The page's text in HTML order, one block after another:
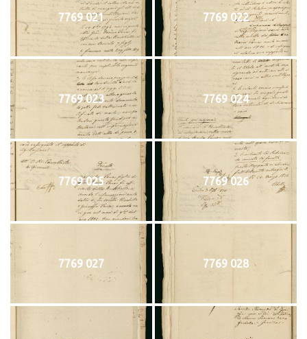
7769 021 7769 022
7769 023 7769 024
7769 025 7769 026
7769 027 7769 028